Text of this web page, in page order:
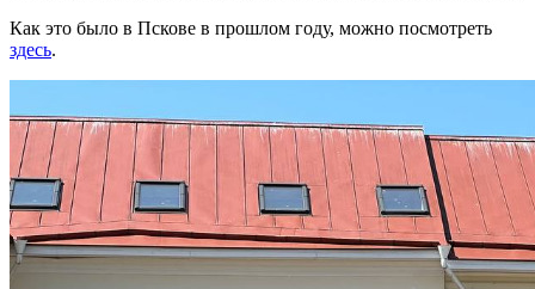
Как это было в Пскове в прошлом году, можно посмотреть
здесь.